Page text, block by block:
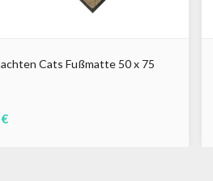
Cats Fußmatte 50 x 75